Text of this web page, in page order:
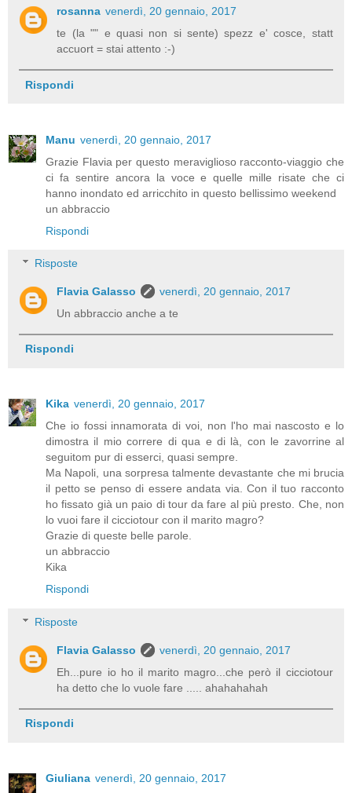
rosanna venerdì, 20 gennaio, 2017
te (la "" e quasi non si sente) spezz e' cosce, statt
accuort = stai attento :-)
Rispondi
Manu venerdì, 20 gennaio, 2017
Grazie Flavia per questo meraviglioso racconto-viaggio che
ci fa sentire ancora la voce e quelle mille risate che ci
hanno inondato ed arricchito in questo bellissimo weekend
un abbraccio
Rispondi
Risposte
Flavia Galasso
venerdì, 20 gennaio, 2017
Un abbraccio anche a te
Rispondi
Kika venerdì, 20 gennaio, 2017
Che io fossi innamorata di voi, non l'ho mai nascosto e lo
dimostra il mio correre di qua e di là, con le zavorrine al
seguitom pur di esserci, quasi sempre.
Ma Napoli, una sorpresa talmente devastante che mi brucia
il petto se penso di essere andata via. Con il tuo racconto
ho fissato già un paio di tour da fare al più presto. Che, non
lo vuoi fare il cicciotour con il marito magro?
Grazie di queste belle parole.
un abbraccio
Kika
Rispondi
Risposte
Flavia Galasso
venerdì, 20 gennaio, 2017
Eh...pure io ho il marito magro...che però il cicciotour
ha detto che lo vuole fare ..... ahahahahah
Rispondi
Giuliana venerdì, 20 gennaio, 2017